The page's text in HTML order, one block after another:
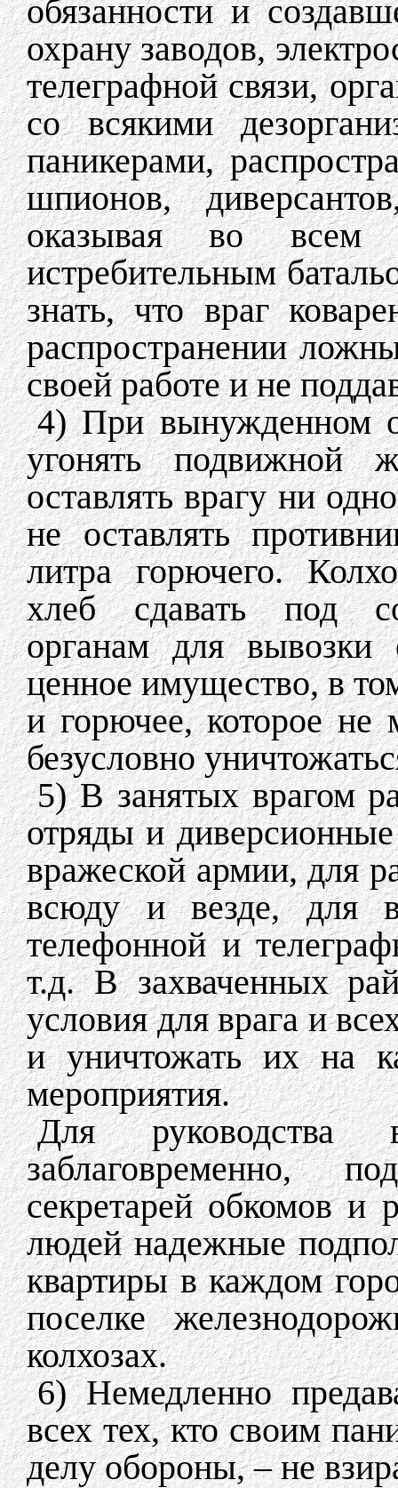
обязанности и
охрану заводов,
телеграфной связи,
со всякими
паникерами,
шпионов,
оказывая во всем
истребительным
знать, что враг
распространении
своей работе и не
4) При вынужденном
угонять подвижной
оставлять врагу ни
не оставлять
литра горючего.
хлеб сдавать под
органам для
ценное имущество, в
и горючее, которое
безусловно
5) В занятых врагом
отряды и
вражеской армии, для
всюду и везде, для
телефонной и
т.д. В захваченных
условия для врага и
и уничтожать их на
мероприятия.
Для руководства
заблаговременно,
секретарей обкомов и
людей надежные
квартиры в каждом
поселке
колхозах.
6) Немедленно
всех тех, кто своим
делу обороны, – не